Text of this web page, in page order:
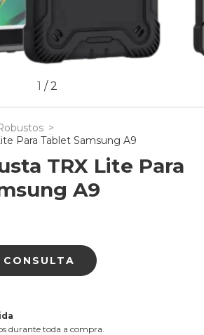
1 / 2
>
Para Tablet Samsung A9
TRX Lite Para
A9
durante toda a compra.